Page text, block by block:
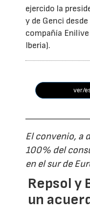
ejercido la
y de Genci
compañía
Iberia).
ver/
El convenio, a
100% del
en el sur de
Repsol y
un